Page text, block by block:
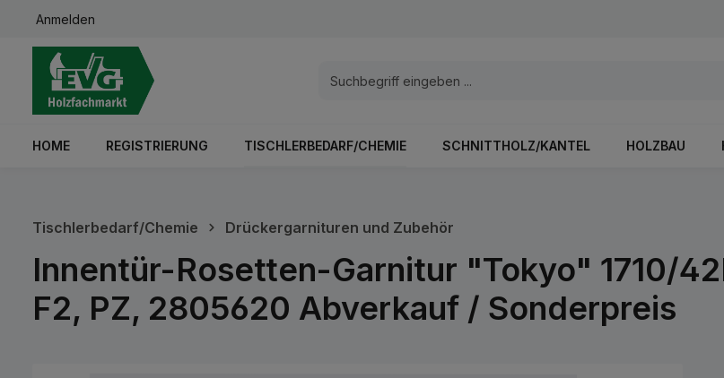
Zur Hauptnavigation springen
Anmelden
HOME REGISTRIERUNG TISCHLERBEDARF/CHEMIE SCHNITTHOLZ/KANTEL HOLZBAU
Tischlerbedarf/Chemie Drückergarnituren und Zubehör
Innentür-Rosetten-Garnitur "Tokyo" 1710/
F2, PZ, 2805620 Abverkauf / Sonderpreis